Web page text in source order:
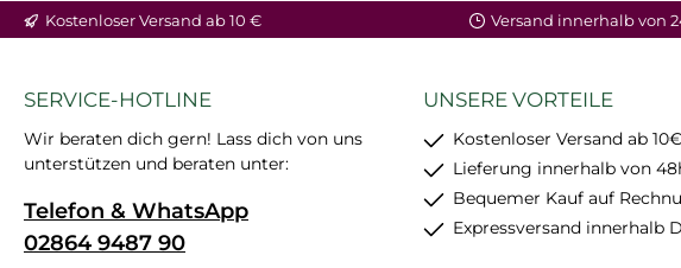
Kostenloser Versand ab 10 € Versand innerhalb von
SERVICE-HOTLINE
Wir beraten dich gern! Lass dich von uns
unterstützen und beraten unter:
Telefon & WhatsApp
02864 9487 90
UNSERE VORTEILE
Kostenloser Versand ab 10€
Lieferung innerhalb von
Bequemer Kauf auf
Expressversand innerhalb